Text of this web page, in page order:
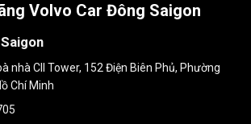
Volvo Car Đông Saigon
nhà CII Tower, 152 Điện Biên Phủ, Phường
Chí Minh